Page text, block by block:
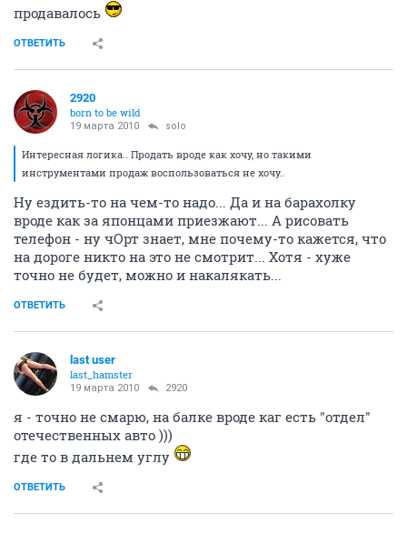
продавалось
ОТВЕТИТЬ
2920
born to be wild
19 марта 2010 solo
Интересная логика.. Продать вроде как хочу, но такими
инструментами продаж воспользоваться не хочу..
Ну ездить-то на чем-то надо... Да и на барахолку
вроде как за японцами приезжают... А рисовать
телефон - ну чОрт знает, мне почему-то кажется, что
на дороге никто на это не смотрит... Хотя - хуже
точно не будет, можно и накалякать...
ОТВЕТИТЬ
last user
last_hamster
19 марта 2010 2920
я - точно не смарю, на балке вроде каг есть "отдел"
отечественных авто )))
где то в дальнем углу
ОТВЕТИТЬ